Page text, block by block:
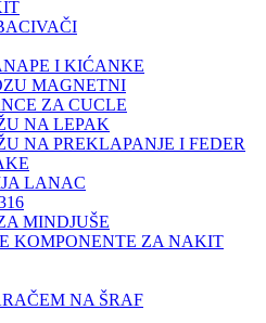
I KIĆANKE
MAGNETNI
ZA CUCLE
NA LEPAK
NA PREKLAPANJE I FEDER
LANAC
MINDJUŠE
KOMPONENTE ZA NAKIT
NA ŠRAF